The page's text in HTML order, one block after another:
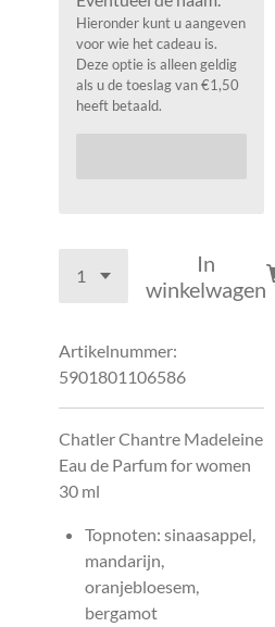
Hieronder kunt u aangeven
voor wie het cadeau is.
Deze optie is alleen geldig
als u de toeslag van €1,50
heeft betaald.
In
winkelwagen
Artikelnummer:
5901801106586
Chatler Chantre Madeleine
Eau de Parfum for women
30 ml
Topnoten: sinaasappel,
mandarijn,
oranjebloesem,
bergamot